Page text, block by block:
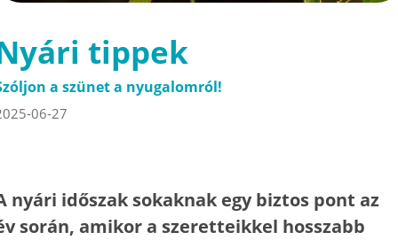
tippek
a szünet a nyugalomról!
06-27
nyári időszak sokaknak egy biztos pont az
során, amikor a szeretteikkel hosszabb